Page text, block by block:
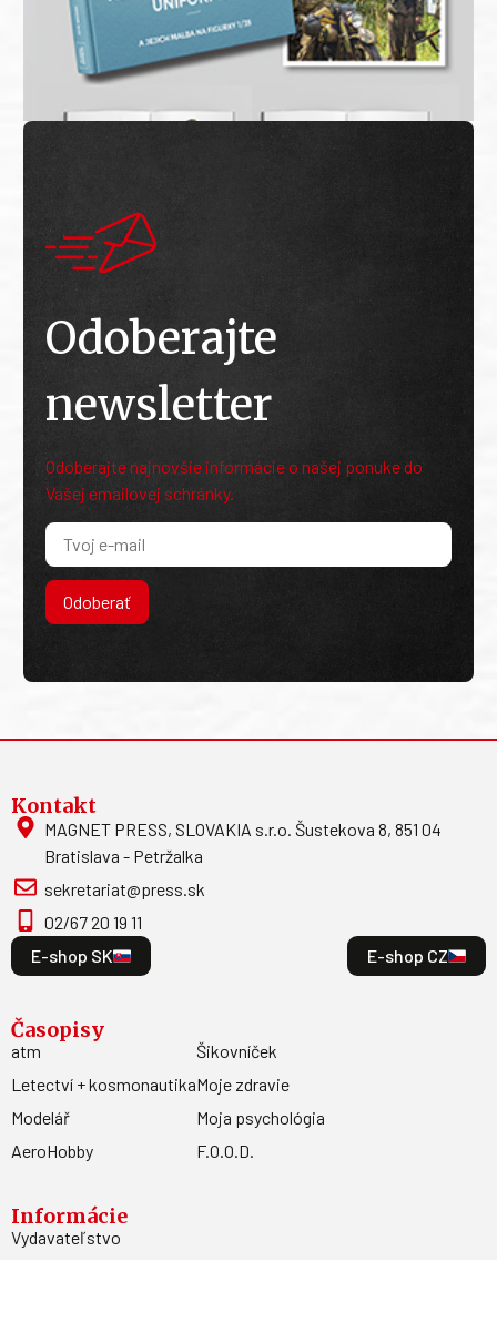
Odoberajte
newsletter
Odoberajte najnovšie informácie o našej ponuke do
Vašej emailovej schránky.
Odoberať
Kontakt
MAGNET PRESS, SLOVAKIA s.r.o. Šustekova 8, 851 04
Bratislava - Petržalka
sekretariat@press.sk
02/67 20 19 11
E-shop SK
E-shop CZ
Časopisy
atm
Letectví + kosmonautika
Modelář
AeroHobby
Šikovníček
Moje zdravie
Moja psychológia
F.O.O.D.
Informácie
Vydavateľstvo